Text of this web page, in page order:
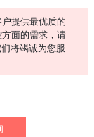
提供最优质的
面的需求，请
将竭诚为您服